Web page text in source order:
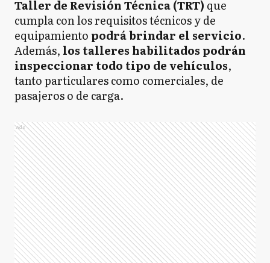
Taller de Revisión Técnica (TRT) que
cumpla con los requisitos técnicos y de
equipamiento podrá brindar el servicio.
Además, los talleres habilitados podrán
inspeccionar todo tipo de vehículos,
tanto particulares como comerciales, de
pasajeros o de carga.
Ads